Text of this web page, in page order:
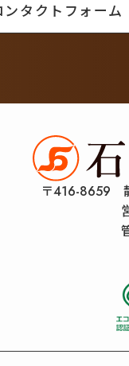
ンタクトフォーム
〒416-8659